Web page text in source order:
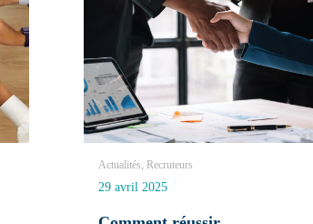
Actualités, Recruteurs
29 avril 2025